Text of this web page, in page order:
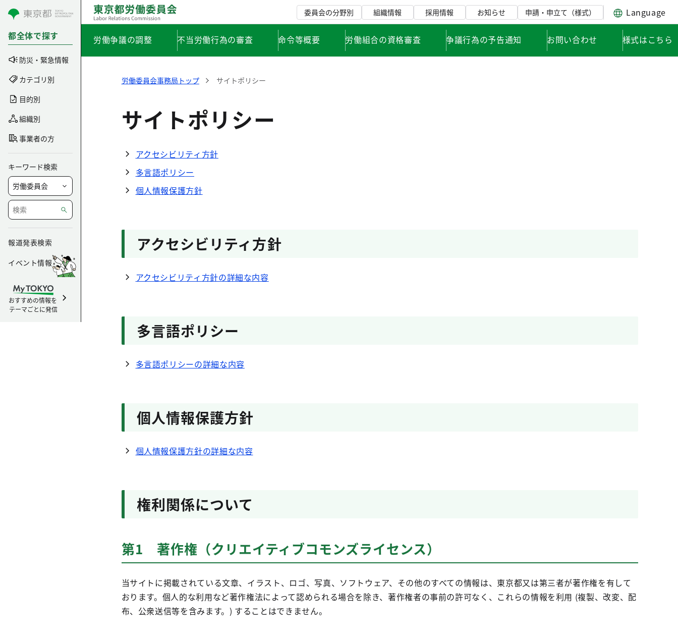
コンテンツにスキップ
都全体で探す
防災・緊急情報
カテゴリ別
目的別
組織別
事業者の方
キーワード検索
報道発表検索
イベント情報
おすすめの情報を
テーマごとに発信
委員会の分野別 組織情報 採用情報 お知らせ 申請・申立て（様式） Language
労働争議の調整 不当労働行為の審査 命令等概要 労働組合の資格審査 争議行為の予告通知 お問い合わせ 様式はこちら
労働委員会事務局トップ サイトポリシー
サイトポリシー
アクセシビリティ方針
多言語ポリシー
個人情報保護方針
アクセシビリティ方針
アクセシビリティ方針の詳細な内容
多言語ポリシー
多言語ポリシーの詳細な内容
個人情報保護方針
個人情報保護方針の詳細な内容
権利関係について
第1 著作権（クリエイティブコモンズライセンス）
当サイトに掲載されている文章、イラスト、ロゴ、写真、ソフトウェア、その他のすべての情報は、東京都又は第三者が著作権を有して
おります。個人的な利用など著作権法によって認められる場合を除き、著作権者の事前の許可なく、これらの情報を利用 (複製、改変、配
布、公衆送信等を含みます。) することはできません。